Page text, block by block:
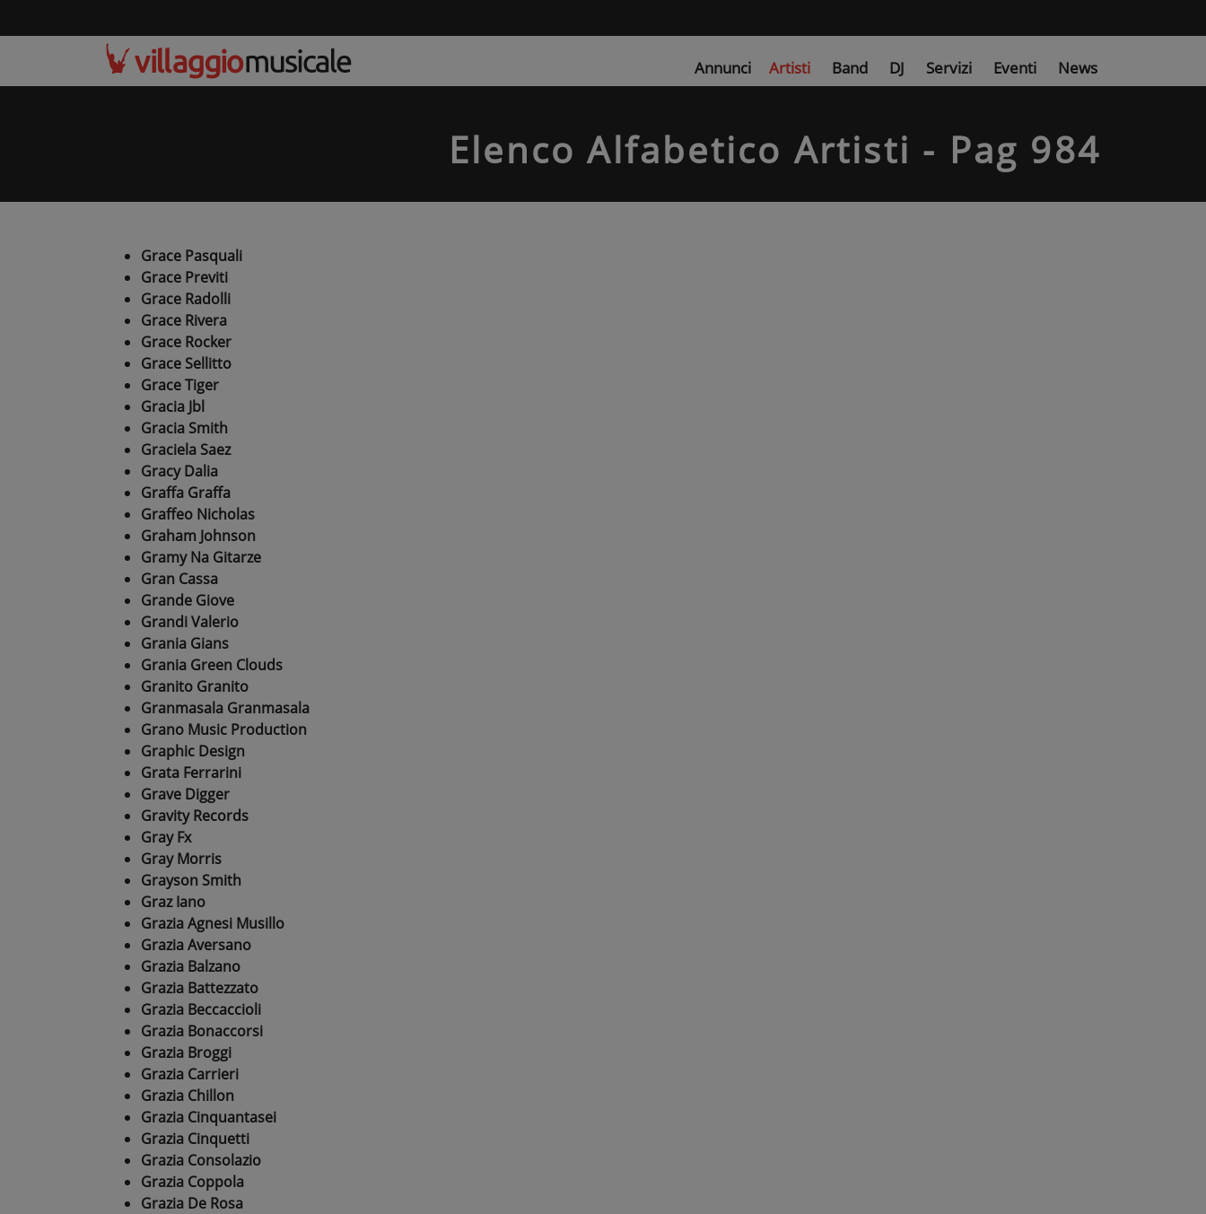
Annunci Artisti Band DJ Servizi Eventi News
Elenco Alfabetico Artisti - Pag 984
Grace Pasquali
Grace Previti
Grace Radolli
Grace Rivera
Grace Rocker
Grace Sellitto
Grace Tiger
Gracia Jbl
Gracia Smith
Graciela Saez
Gracy Dalia
Graffa Graffa
Graffeo Nicholas
Graham Johnson
Gramy Na Gitarze
Gran Cassa
Grande Giove
Grandi Valerio
Grania Gians
Grania Green Clouds
Granito Granito
Granmasala Granmasala
Grano Music Production
Graphic Design
Grata Ferrarini
Grave Digger
Gravity Records
Gray Fx
Gray Morris
Grayson Smith
Graz Iano
Grazia Agnesi Musillo
Grazia Aversano
Grazia Balzano
Grazia Battezzato
Grazia Beccaccioli
Grazia Bonaccorsi
Grazia Broggi
Grazia Carrieri
Grazia Chillon
Grazia Cinquantasei
Grazia Cinquetti
Grazia Consolazio
Grazia Coppola
Grazia De Rosa